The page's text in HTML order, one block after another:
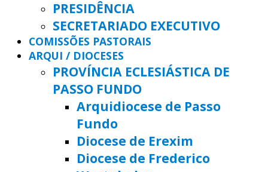
PRESIDÊNCIA
SECRETARIADO EXECUTIVO
COMISSÕES PASTORAIS
ARQUI / DIOCESES
PROVÍNCIA ECLESIÁSTICA DE
PASSO FUNDO
Arquidiocese de Passo
Fundo
Diocese de Erexim
Diocese de Frederico